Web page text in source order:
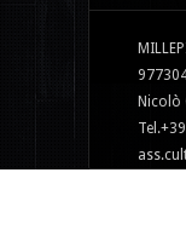
Nicolò